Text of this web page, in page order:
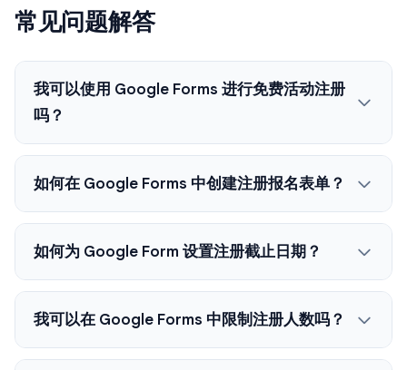
常见问题解答
我可以使用 Google Forms 进行免费活动注册
吗？
如何在 Google Forms 中创建注册报名表单？
如何为 Google Form 设置注册截止日期？
我可以在 Google Forms 中限制注册人数吗？